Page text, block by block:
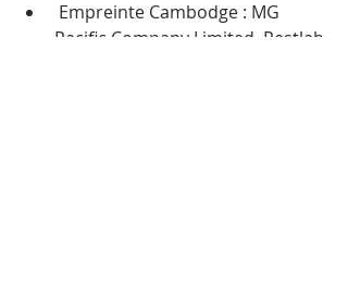
Pacific Company Limited, Pestlab